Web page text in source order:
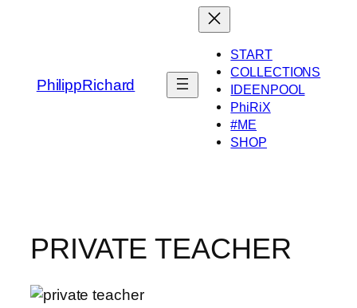
PhilippRichard
START
COLLECTIONS
IDEENPOOL
PhiRiX
#ME
SHOP
PRIVATE TEACHER